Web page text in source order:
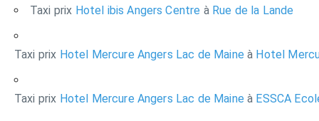
Taxi prix Hotel ibis Angers Centre àRue de la Lande
Taxi prix Hotel Mercure Angers Lac de Maineà Hotel
Taxi prix Hotel Mercure Angers Lac de Maineà ESSCA